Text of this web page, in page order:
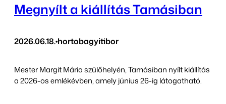
Megnyílt a kiállítás Tamásiban
2026.06.18.•hortobagyitibor
Mester Margit Mária szülőhelyén, Tamásiban nyílt kiállítás
a 2026-os emlékévben, amely június 26-ig látogatható.